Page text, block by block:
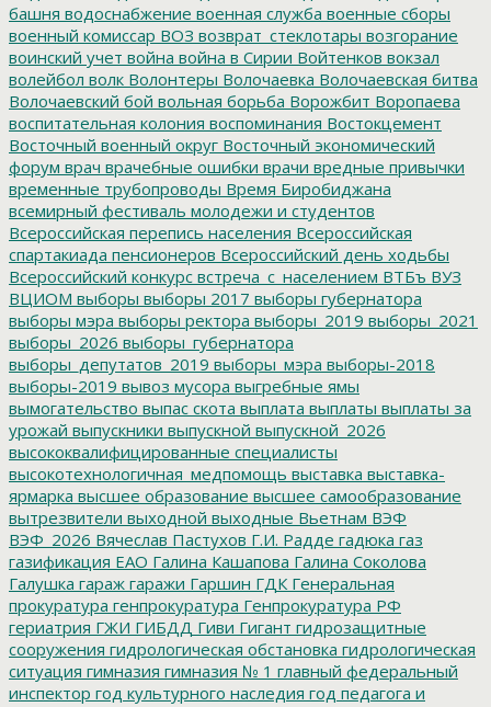
башня водоснабжение военная служба военные сборы
военный комиссар ВОЗ возврат_стеклотары возгорание
воинский учет война война в Сирии Войтенков вокзал
волейбол волк Волонтеры Волочаевка Волочаевская битва
Волочаевский бой вольная борьба Ворожбит Воропаева
воспитательная колония воспоминания Востокцемент
Восточный военный округ Восточный экономический
форум врач врачебные ошибки врачи вредные привычки
временные трубопроводы Время Биробиджана
всемирный фестиваль молодежи и студентов
Всероссийская перепись населения Всероссийская
спартакиада пенсионеров Всероссийский день ходьбы
Всероссийский конкурс встреча_с_населением ВТБъ ВУЗ
ВЦИОМ выборы выборы 2017 выборы губернатора
выборы мэра выборы ректора выборы_2019 выборы_2021
выборы_2026 выборы_губернатора
выборы_депутатов_2019 выборы_мэра выборы-2018
выборы-2019 вывоз мусора выгребные ямы
вымогательство выпас скота выплата выплаты выплаты за
урожай выпускники выпускной выпускной_2026
высококвалифицированные специалисты
высокотехнологичная_медпомощь выставка выставка-
ярмарка высшее образование высшее самообразование
вытрезвители выходной выходные Вьетнам ВЭФ
ВЭФ_2026 Вячеслав Пастухов Г.И. Радде гадюка газ
газификация ЕАО Галина Кашапова Галина Соколова
Галушка гараж гаражи Гаршин ГДК Генеральная
прокуратура генпрокуратура Генпрокуратура РФ
гериатрия ГЖИ ГИБДД Гиви Гигант гидрозащитные
сооружения гидрологическая обстановка гидрологическая
ситуация гимназия гимназия № 1 главный федеральный
инспектор год культурного наследия год педагога и